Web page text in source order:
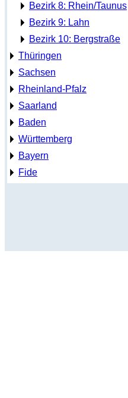
Bezirk 8: Rhein/Taunus
Bezirk 9: Lahn
Bezirk 10: Bergstraße
Thüringen
Sachsen
Rheinland-Pfalz
Saarland
Baden
Württemberg
Bayern
Fide